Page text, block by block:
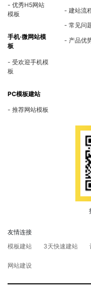
优秀H5网站
模板
手机·微网站模
板
受欢迎手机模
板
PC模板建站
推荐网站模板
建站流
常见问
产品优
友情连接
模板建站
3天快速建站
网站建设